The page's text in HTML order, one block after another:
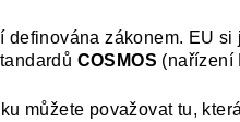
definována zákonem. EU
COSMOS (nařízení
můžete považovat tu,